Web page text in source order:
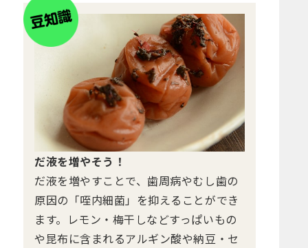
だ液を増やそう！
だ液を増やすことで、歯周病やむし歯の
原因の「咥内細菌」を抑えることができ
ます。レモン・梅干しなどすっぱいもの
や昆布に含まれるアルギン酸や納豆・セ